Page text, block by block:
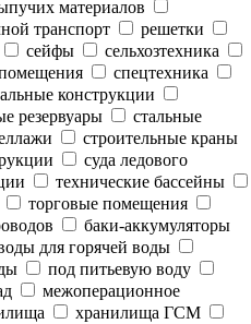
материалов
транспорт
решетки
сейфы
сельхозтехника
спецтехника
конструкции
резервуары
стальные
строительные краны
суда ледового
технические бассейны
торговые помещения
баки-аккумуляторы
для горячей воды
под питьевую воду
межоперационное
хранилища ГСМ